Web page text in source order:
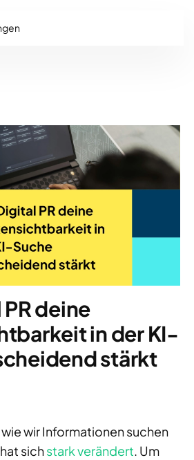
deine
in der KI-
stärkt
wir Informationen suchen
sichstark verändert. Um